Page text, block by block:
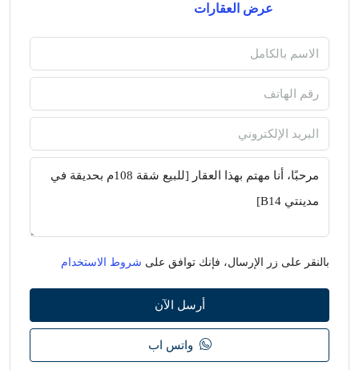
عرض العقارات
بالنقر على زر الإرسال، فإنك توافق على شروط الاستخدام
أرسل الآن
واتس اب